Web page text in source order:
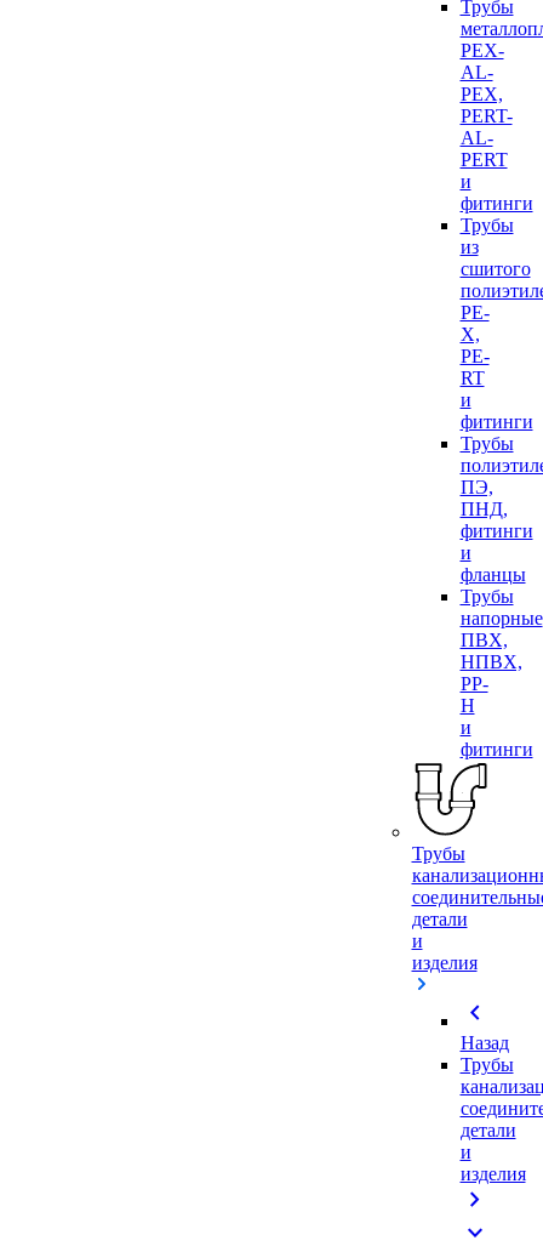
Трубы
PEX-
AL-
PEX,
PERT-
AL-
PERT
и
фитинги
Трубы
из
сшитого
PE-
X,
PE-
RT
и
фитинги
Трубы
ПЭ,
ПНД,
фитинги
и
фланцы
Трубы
напорные
ПВХ,
НПВХ,
PP-
H
и
фитинги
Трубы
детали
и
изделия
chevron_left
Назад
Трубы
детали
и
изделия
chevron_right
expand_more